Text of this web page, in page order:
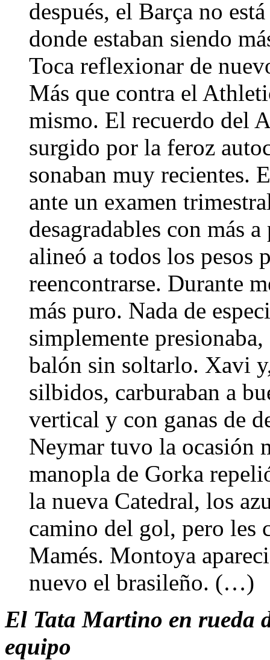
después, el Barça no
donde estaban siendo
Toca reflexionar de
Más que contra el
mismo. El recuerdo del
surgido por la feroz
sonaban muy recientes.
ante un examen
desagradables con más
alineó a todos los pesos
reencontrarse. Durante
más puro. Nada de
simplemente
balón sin soltarlo. Xavi
silbidos, carburaban a
vertical y con ganas de
Neymar tuvo la ocasión
manopla de Gorka
la nueva Catedral, los
camino del gol, pero les
Mamés. Montoya
nuevo el brasileño. (…)
El Tata Martino en rueda
equipo